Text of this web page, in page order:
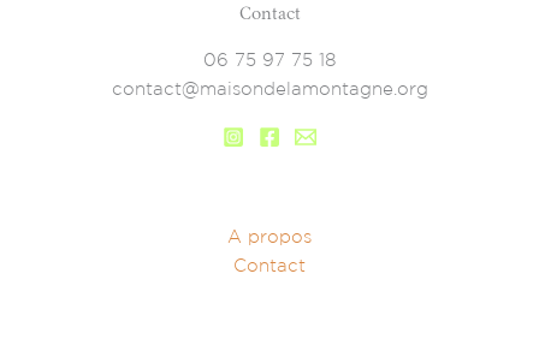
Contact
06 75 97 75 18
contact@maisondelamontagne.org
A propos
Contact